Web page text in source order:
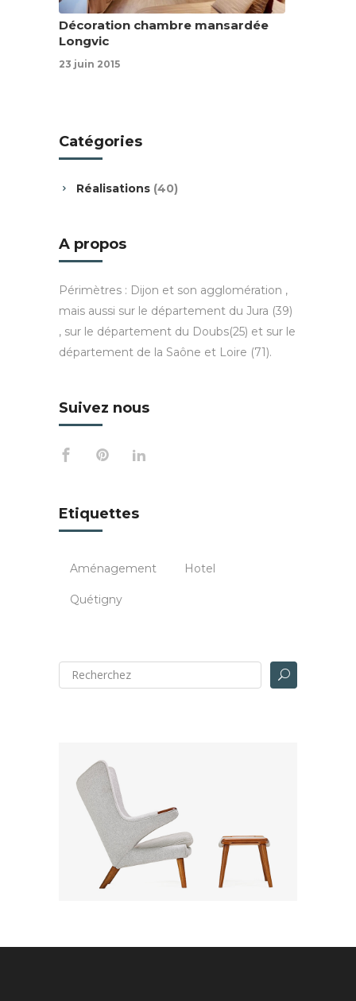
Décoration chambre mansardée
Longvic
23 juin 2015
Catégories
Réalisations (40)
A propos
Périmètres : Dijon et son agglomération ,
mais aussi sur le département du Jura (39)
, sur le département du Doubs(25) et sur le
département de la Saône et Loire (71).
Suivez nous
Etiquettes
Aménagement Hotel
Quétigny